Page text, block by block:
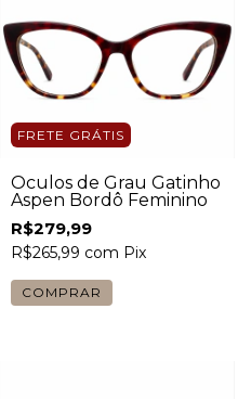
FRETE GRÁTIS
Óculos de Grau Gatinho
Aspen Bordô Feminino
R$279,99
R$265,99 com Pix